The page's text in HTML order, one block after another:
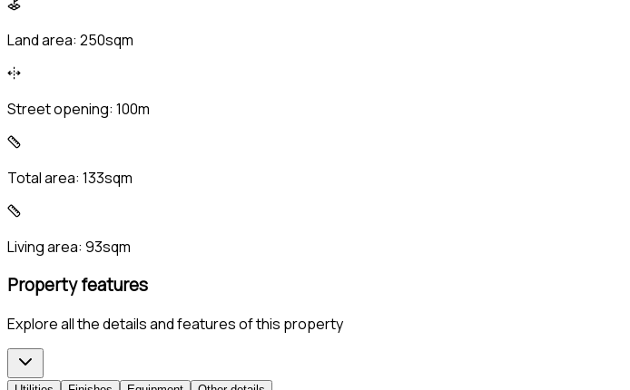
Land area: 250sqm
Street opening: 100m
Total area: 133sqm
Living area: 93sqm
Property features
Explore all the details and features of this property